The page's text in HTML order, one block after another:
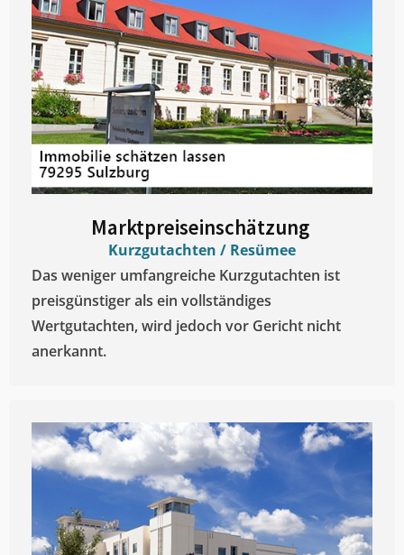
Marktpreiseinschätzung ​
Kurzgutachten / Resümee
Das weniger umfangreiche Kurzgutachten ist
preisgünstiger als ein vollständiges
Wertgutachten, wird jedoch vor Gericht nicht
anerkannt.